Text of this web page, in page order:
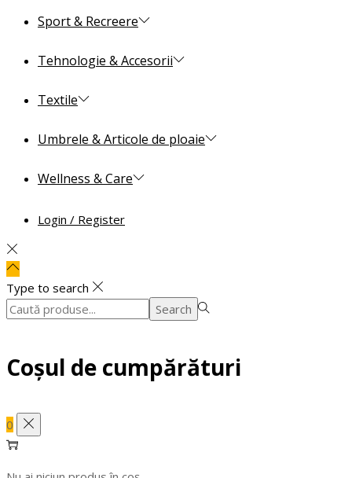
Sport & Recreere
Tehnologie & Accesorii
Textile
Umbrele & Articole de ploaie
Wellness & Care
Login / Register
Type to search
Search
Search
Coșul de cumpărături
0